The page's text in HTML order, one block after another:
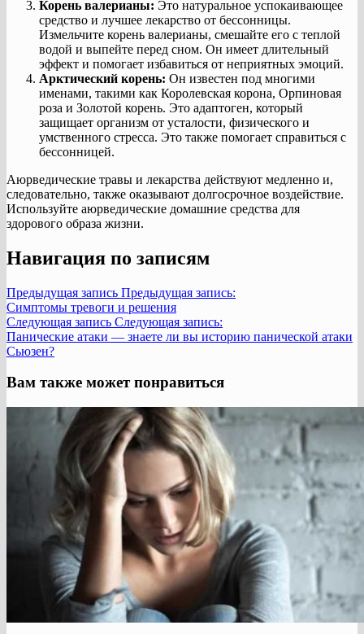
Корень валерианы: Это натуральное успокаивающее
средство и лучшее лекарство от бессонницы.
Измельчите корень валерианы, смешайте его с теплой
водой и выпейте перед сном. Он имеет длительный
эффект и помогает избавиться от неприятных эмоций.
Арктический корень: Он известен под многими
именами, такими как Королевская корона, Орпиновая
роза и Золотой корень. Это адаптоген, который
защищает организм от усталости, физического и
умственного стресса. Это также помогает справиться с
бессонницей.
Аюрведические травы и лекарства действуют медленно и,
следовательно, также оказывают долгосрочное воздействие.
Используйте аюрведические домашние средства для
здорового образа жизни.
Навигация по записям
Предыдущая запись Предыдущая запись:
Симптомы тревоги и решения
Следующая запись Следующая запись:
Панические атаки — знаете ли вы историю панической атаки
Сьюзен?
Вам также может понравиться